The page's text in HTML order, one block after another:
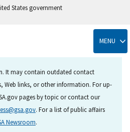
States government
MENU
It may contain outdated contact
Web links, or other information. For up-
pages by topic or contact our
. For a list of public affairs
Newsroom.